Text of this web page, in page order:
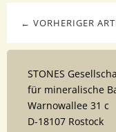
← VORHERIGER
STONES
für mineralische
Warnowallee 31 c
D-18107 Rostock